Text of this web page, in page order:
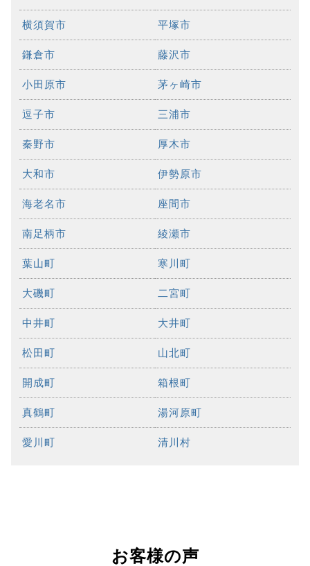
横須賀市 平塚市
鎌倉市 藤沢市
小田原市 茅ヶ崎市
逗子市 三浦市
秦野市 厚木市
大和市 伊勢原市
海老名市 座間市
南足柄市 綾瀬市
葉山町 寒川町
大磯町 二宮町
中井町 大井町
松田町 山北町
開成町 箱根町
真鶴町 湯河原町
愛川町 清川村
お客様の声